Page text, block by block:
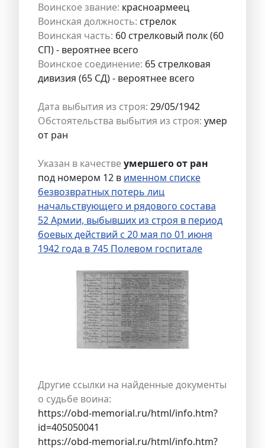
Воинское звание: красноармеец
Воинская должность: стрелок
Воинская часть: 60 стрелковый полк (60
СП) - вероятнее всего
Воинское соединение: 65 стрелковая
дивизия (65 СД) - вероятнее всего
Дата выбытия из строя: 29/05/1942
Обстоятельства выбытия из строя: умер
от ран
Указан в качествеумершего от ран
под номером 12 в именном списке
безвозвратных потерь лиц
начальствующего и рядового состава
52 Армии, выбывших из строя в период
боевых действий с 20 мая по 01 июня
1942 года в 745 Полевом госпитале
Другие ссылки на найденные документы
о судьбе воина:
https://obd-memorial.ru/html/info.htm?
id=405050041
https://obd-memorial.ru/html/info.htm?